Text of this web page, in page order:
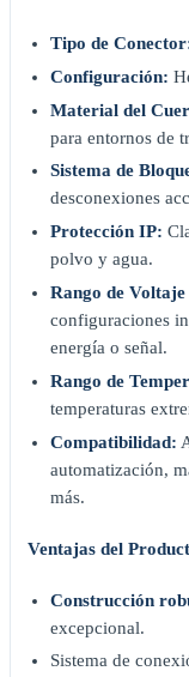
Tipo de
Configuración:
Material del
para entornos de
Sistema de
desconexiones
Protección IP:
polvo y agua.
Rango de
configuraciones
energía o señal.
Rango de
temperaturas
Compatibilidad:
automatización,
más.
Ventajas del
Construcción
excepcional.
Sistema de